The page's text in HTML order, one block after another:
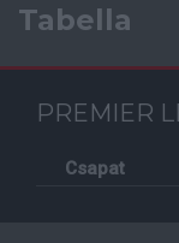
Tabella
PREMIER
Csapat